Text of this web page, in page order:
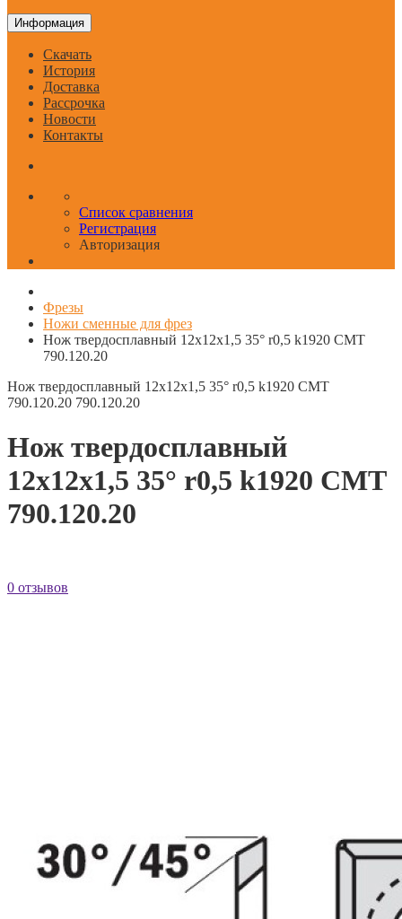
Информация
Скачать
История
Доставка
Рассрочка
Новости
Контакты
Список сравнения
Регистрация
Авторизация
Фрезы
Ножи сменные для фрез
Нож твердосплавный 12x12x1,5 35° r0,5 k1920 CMT
790.120.20
Нож твердосплавный 12x12x1,5 35° r0,5 k1920 CMT
790.120.20 790.120.20
Нож твердосплавный
12x12x1,5 35° r0,5 k1920 CMT
790.120.20
0 отзывов